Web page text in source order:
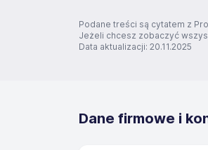
Podane treści są cytatem z
Jeżeli chcesz zobaczyć
Data aktualizacji: 20.11.2025
Dane firmowe i